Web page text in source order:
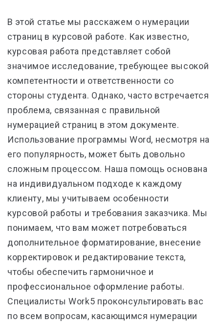
В этой статье мы расскажем о нумерации
страниц в курсовой работе. Как известно,
курсовая работа представляет собой
значимое исследование, требующее высокой
компетентности и ответственности со
стороны студента. Однако, часто встречается
проблема, связанная с правильной
нумерацией страниц в этом документе.
Использование программы Word, несмотря на
его популярность, может быть довольно
сложным процессом. Наша помощь основана
на индивидуальном подходе к каждому
клиенту, мы учитываем особенности
курсовой работы и требования заказчика. Мы
понимаем, что вам может потребоваться
дополнительное форматирование, внесение
корректировок и редактирование текста,
чтобы обеспечить гармоничное и
профессиональное оформление работы.
Специалисты Work5 проконсультировать вас
по всем вопросам, касающимся нумерации